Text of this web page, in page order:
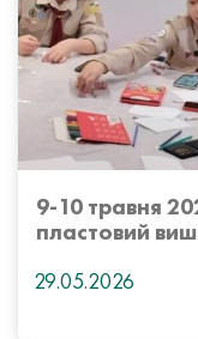
9-10 травня
пластовий
29.05.2026